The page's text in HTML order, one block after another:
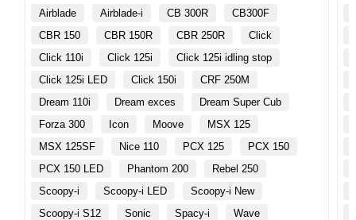
Airblade Airblade-i CB 300R
CB300F
CBR 150
CBR 150R CBR 250R
Click
Click 110i
Click 125i
Click 125i idling stop
Click 125i LED
Click 150i
CRF 250M
Dream 110i
Dream exces
Dream Super Cub
Forza 300
Icon Moove
MSX 125
MSX 125SF
Nice 110 PCX 125
PCX 150
PCX 150 LED
Phantom 200
Rebel 250
Scoopy-i
Scoopy-i LED
Scoopy-i New
Scoopy-i S12
Sonic Spacy-i
Wave